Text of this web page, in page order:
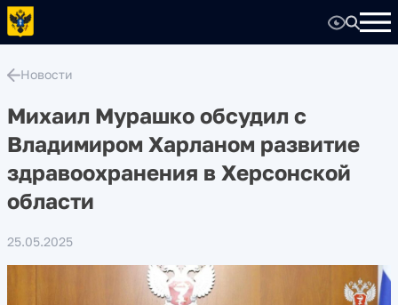
Новости
Михаил Мурашко обсудил с
Владимиром Харланом развитие
здравоохранения в Херсонской
области
25.05.2025